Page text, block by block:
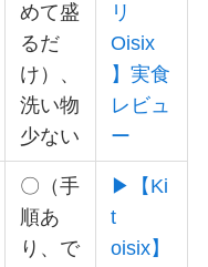
めて盛
るだ
け）、
洗い物
少ない
リ
Oisix
】実食
レビュ
ー
〇（手
順あ
り、で
▶【Ki
t
oisix】